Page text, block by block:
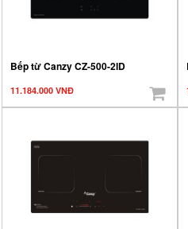
Bếp từ Canzy CZ-500-2ID
11.184.000 VNĐ